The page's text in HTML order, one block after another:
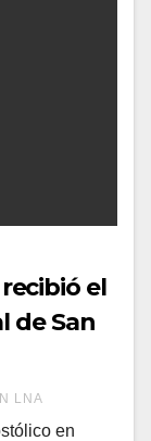
el
de San
LNA
en